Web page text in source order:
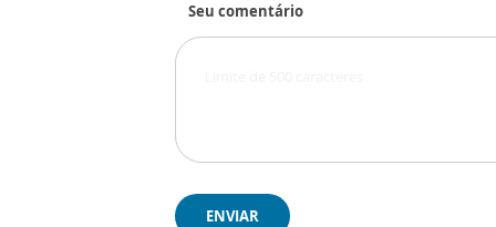
Seu comentário
ENVIAR